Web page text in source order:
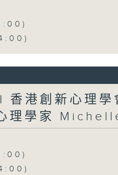
香港創新心理學
理學家